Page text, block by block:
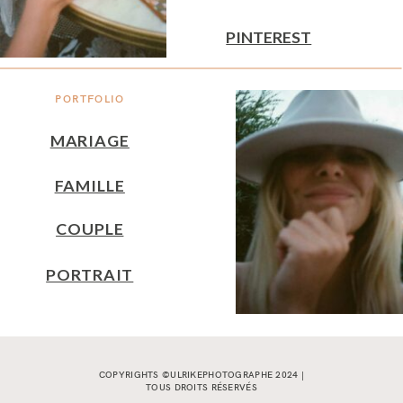
PORTFOLIO
MARIAGE
FAMILLE
PINTEREST
COUPLE
PORTRAIT
COPYRIGHTS ©ULRIKEPHOTOGRAPHE 2024 |
TOUS DROITS RÉSERVÉS